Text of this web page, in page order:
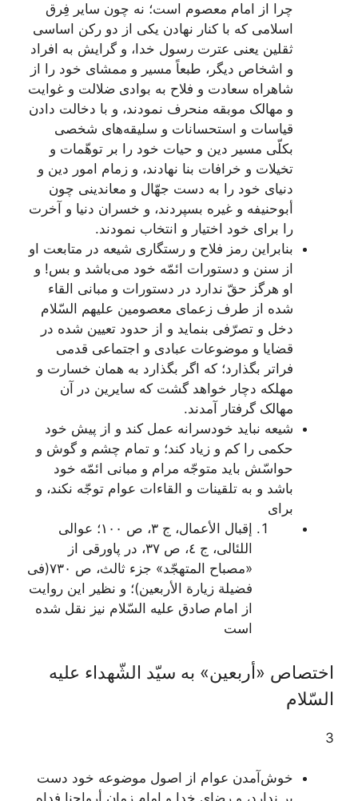
چرا از امام معصوم است؛ نه چون سایر فِرق
اسلامی که با کنار نهادن یکی از دو رکن اساسی
ثقلین یعنی عترت رسول خدا، و گرایش به افراد
و اشخاص دیگر، طبعاً مسیر و ممشای خود را از
شاهراه سعادت و فلاح به بوادی ضلالت و غوایت
و مهالک موبقه منحرف نمودند، و با دخالت دادن
قیاسات و استحسانات و سلیقه‌های شخصی
بکلّی مسیر دین و حیات خود را بر توهّمات و
تخیلات و خرافات بنا نهادند، و زمام امور دین و
دنیای خود را به دست جهّال و معاندینی چون
أبوحنیفه و غیره بسپردند، و خسران دنیا و آخرت
را برای خود اختیار و انتخاب نمودند.
بنابراین رمز فلاح و رستگاری شیعه در متابعت او
از سنن و دستورات ائمّه خود می‌باشد و بس! و
او هرگز حقّ ندارد در دستورات و مبانی القاء
شده از طرف زعمای معصومین علیهم‌ السّلام
دخل و تصرّفی بنماید و از حدود تعیین شده در
قضایا و موضوعات عبادی و اجتماعی قدمی
فراتر بگذارد؛ که اگر بگذارد به همان خسارت و
مهلکه دچار خواهد گشت که سایرین در آن
مهالک گرفتار آمدند.
شیعه نباید خودسرانه عمل کند و از پیش خود
حکمی را کم و زیاد کند؛ و تمام چشم و گوش و
حواسّش باید متوجّه مرام و مبانی ائمّه خود
باشد و به تلقینات و القاءات عوام توجّه نکند، و
برای
إقبال الأعمال، ج ٣، ص ١٠٠؛ عوالی
اللئالی، ج ٤‌، ص ٣٧، در پاورقی از
«مصباح المتهجّد» جزء ثالث، ص ٧٣٠(فی
فضیلة زیارة الأربعین)؛ و نظیر این روایت
از امام صادق علیه السّلام نیز نقل شده
است
اختصاص «أربعين» به سيّد الشّهداء عليه
السّلام
3
خوش‌آمدن عوام از اصول موضوعه خود دست
بر ندارد، و رضای خدا و امام زمان أرواحنا فداه